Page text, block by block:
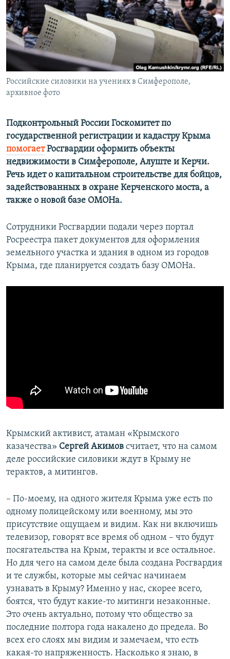
ПОБЕДИТЕЛЕЙ НЕ СУДЯТ?
КРЫМ.НЕПОКОРЕННЫЙ
ELIFBE
УКРАИНСКАЯ ПРОБЛЕМА КРЫМА
ПРИСОЕДИНЯЙТЕСЬ!
Все сайты RFE/RL
Российские силовики на учениях в Симферополе,
архивное фото
Подконтрольный России Госкомитет по
государственной регистрации и кадастру Крыма
помогаетРосгвардии оформить объекты
недвижимости в Симферополе, Алуште и Керчи.
Речь идет о капитальном строительстве для бойцов,
задействованных в охране Керченского моста, а
также о новой базе ОМОНа.
Сотрудники Росгвардии подали через портал
Росреестра пакет документов для оформления
земельного участка и здания в одном из городов
Крыма, где планируется создать базу ОМОНа.
Крымский активист, атаман «Крымского
казачества» Сергей Акимов считает, что на самом
деле российские силовики ждут в Крыму не
терактов, а митингов.
– По-моему, на одного жителя Крыма уже есть по
одному полицейскому или военному, мы это
присутствие ощущаем и видим. Как ни включишь
телевизор, говорят все время об одном – что будут
посягательства на Крым, теракты и все остальное.
Но для чего на самом деле была создана Росгвардия
и те службы, которые мы сейчас начинаем
узнавать в Крыму? Именно у нас, скорее всего,
боятся, что будут какие-то митинги незаконные.
Это очень актуально, потому что общество за
последние полтора года накалено до предела. Во
всех его слоях мы видим и замечаем, что есть
какая-то напряженность. Насколько я знаю, в